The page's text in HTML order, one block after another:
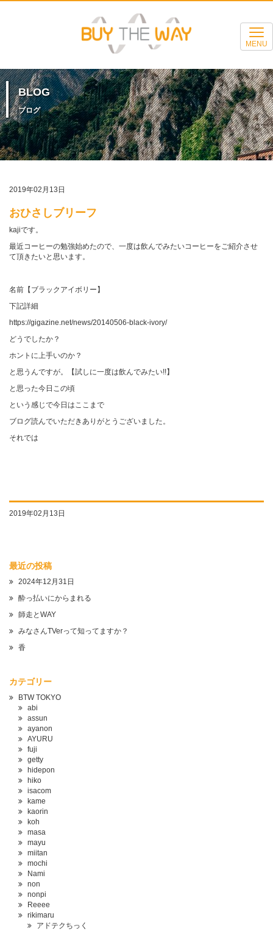
MENU
BLOG
ブログ
2019年02月13日
おひさしブリーフ
kajiです。
最近コーヒーの勉強始めたので、一度は飲んでみたいコーヒーをご紹介させ
て頂きたいと思います。
名前【ブラックアイボリー】
下記詳細
https://gigazine.net/news/20140506-black-ivory/
どうでしたか？
ホントに上手いのか？
と思うんですが。【試しに一度は飲んでみたい!!】
と思った今日この頃
という感じで今日はここまで
ブログ読んでいただきありがとうございました。
それでは
2019年02月13日
最近の投稿
2024年12月31日
酔っ払いにからまれる
師走とWAY
みなさんTVerって知ってますか？
香
カテゴリー
BTW TOKYO
abi
assun
ayanon
AYURU
fuji
getty
hidepon
hiko
isacom
kame
kaorin
koh
masa
mayu
miitan
mochi
Nami
non
nonpi
Reeee
rikimaru
アドテクちっく